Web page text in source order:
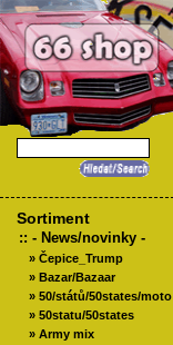
Sortiment
:: - News/novinky -
» Čepice_Trump
» Bazar/Bazaar
» 50/států/50states/moto
» 50statu/50states
» Army mix